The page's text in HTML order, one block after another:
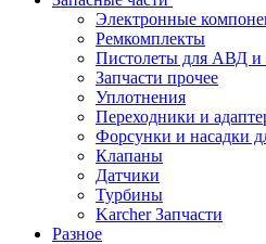
Электронные
Ремкомплекты
Пистолеты для АВД и
Запчасти прочее
Уплотнения
Переходники и
Форсунки и насадки
Клапаны
Датчики
Турбины
Karcher Запчасти
Разное